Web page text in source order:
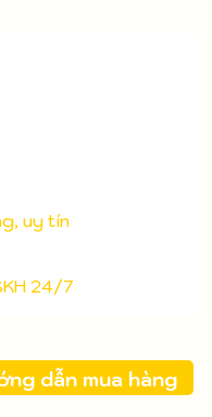
uy tín
24/7
dẫn mua hàng